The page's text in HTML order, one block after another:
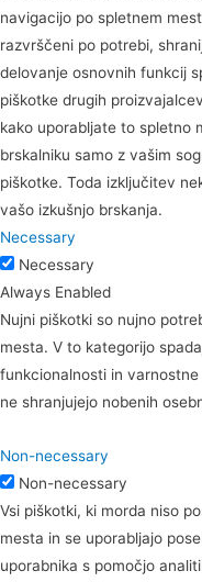
navigacijo po spletnem
razvrščeni po potrebi,
delovanje osnovnih funkcij
piškotke drugih
kako uporabljate to spletno
brskalniku samo z vašim
piškotke. Toda izključitev
vašo izkušnjo brskanja.
Necessary
Necessary
Always Enabled
Nujni piškotki so nujno
mesta. V to kategorijo
funkcionalnosti in
ne shranjujejo nobenih
Non-necessary
Non-necessary
Vsi piškotki, ki morda niso
mesta in se uporabljajo
uporabnika s pomočjo